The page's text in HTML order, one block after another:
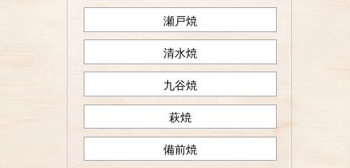
瀬戸焼
清水焼
九谷焼
萩焼
備前焼